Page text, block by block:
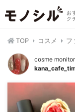
お
ク
TOP コスメ フ
cosme